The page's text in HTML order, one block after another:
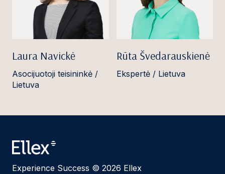
Laura Navickė
Asocijuotoji teisininkė /
Lietuva
Rūta Švedarauskienė
Ekspertė / Lietuva
Experience Success © 2026 Ellex